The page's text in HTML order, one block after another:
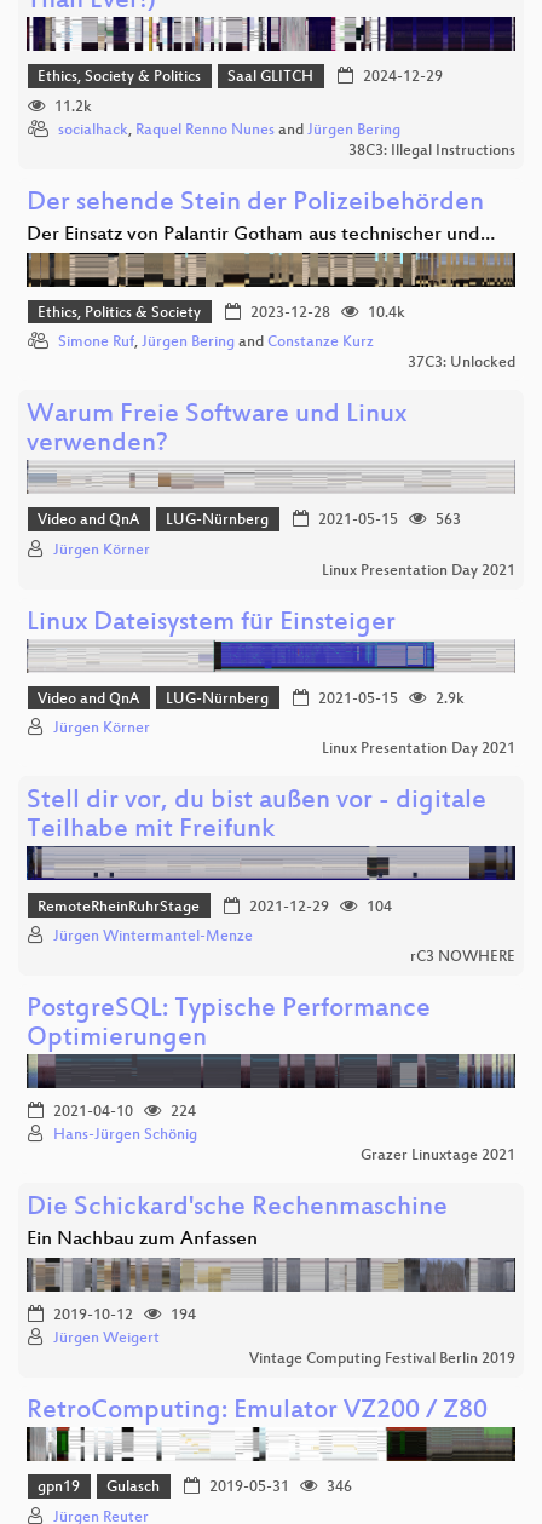
Ethics, Society & Politics Saal GLITCH
2024-12-29
11.2k
socialhack, Raquel Renno Nunes and Jürgen Bering
38C3: Illegal Instructions
Der sehende Stein der Polizeibehörden
Der Einsatz von Palantir Gotham aus technischer und…
Ethics, Politics & Society 2023-12-28
10.4k
Simone Ruf, Jürgen Bering and Constanze Kurz
37C3: Unlocked
Warum Freie Software und Linux
verwenden?
Video and QnA LUG-Nürnberg 2021-05-15
563
Jürgen Körner
Linux Presentation Day 2021
Linux Dateisystem für Einsteiger
Video and QnA LUG-Nürnberg 2021-05-15
2.9k
Jürgen Körner
Linux Presentation Day 2021
Stell dir vor, du bist außen vor - digitale
Teilhabe mit Freifunk
RemoteRheinRuhrStage 2021-12-29
104
Jürgen Wintermantel-Menze
rC3 NOWHERE
PostgreSQL: Typische Performance
Optimierungen
2021-04-10
224
Hans-Jürgen Schönig
Grazer Linuxtage 2021
Die Schickard'sche Rechenmaschine
Ein Nachbau zum Anfassen
2019-10-12
194
Jürgen Weigert
Vintage Computing Festival Berlin 2019
RetroComputing: Emulator VZ200 / Z80
gpn19 Gulasch 2019-05-31
346
Jürgen Reuter